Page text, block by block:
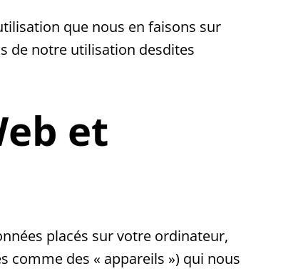
que nous en faisons sur
de notre utilisation desdites
et
placés sur votre ordinateur,
des « appareils ») qui nous